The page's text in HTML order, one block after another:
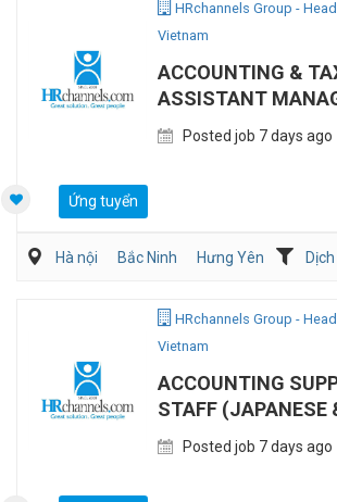
HRchannels Group -
Vietnam
ACCOUNTING &
ASSISTANT
Posted job 7 days ago
Ứng tuyển
Hà nội Bắc Ninh Hưng Yên
HRchannels Group -
Vietnam
ACCOUNTING
STAFF (JAPANESE
ENGLISH)
Posted job 7 days ago